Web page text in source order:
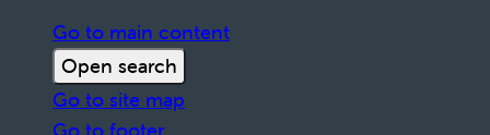
Go to main content
Open search
Go to site map